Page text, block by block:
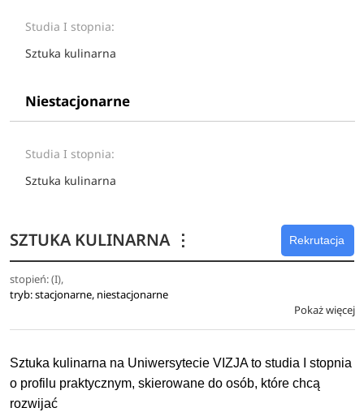
SZTUKA KULINARNA ⋮ Rekrutacja
stopień: (I),
tryb: stacjonarne, niestacjonarne
Pokaż więcej
Sztuka kulinarna na Uniwersytecie VIZJA to studia I stopnia
o profilu praktycznym, skierowane do osób, które chcą
rozwijać
Studia I stopnia:
Sztuka kulinarna
Niestacjonarne
Studia I stopnia:
Sztuka kulinarna